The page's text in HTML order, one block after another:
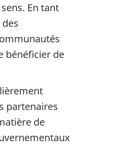
En tant
bénéficier de
partenaires
de